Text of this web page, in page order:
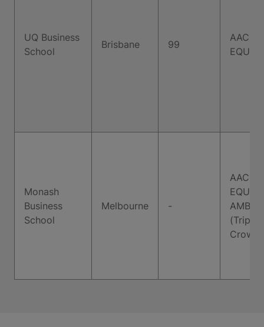
UQ Business
School
Brisbane 99
AACSB,
EQUIS
Monash
Business
School
Melbourne -
AACSB,
EQUIS,
AMBA
(Triple
Crown)